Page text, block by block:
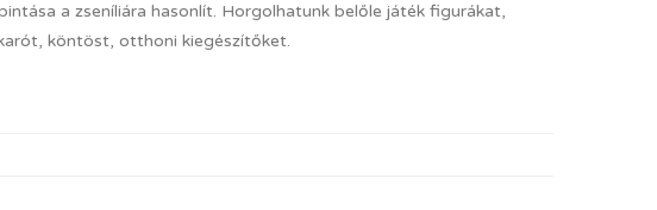
a zseníliára hasonlít. Horgolhatunk belőle játék figurákat,
köntöst, otthoni kiegészítőket.